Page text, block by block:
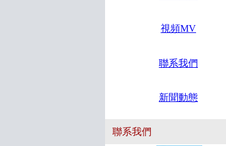
視頻MV
聯系我們
新聞動態
聯系我們